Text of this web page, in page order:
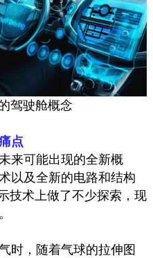
驾驶舱概念
点
来可能出现的全新概
以及全新的电路和结构
技术上做了不少探索，现
时，随着气球的拉伸图